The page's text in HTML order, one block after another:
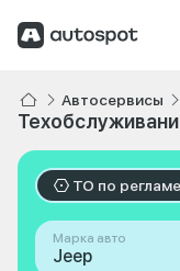
Автосервисы
ТО по
Марка авто
Jeep